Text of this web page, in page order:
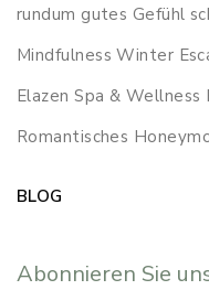
rundum gutes Gefühl
Mindfulness Winter
Elazen Spa & Wellness
Romantisches
BLOG
Abonnieren Sie